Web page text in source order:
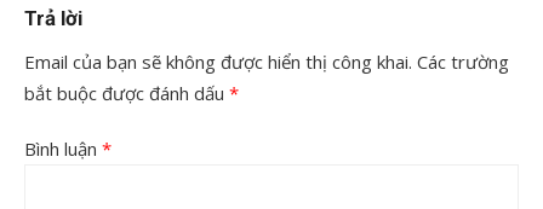
Trả lời
Email của bạn sẽ không được hiển thị công khai. Các trường
bắt buộc được đánh dấu *
Bình luận *